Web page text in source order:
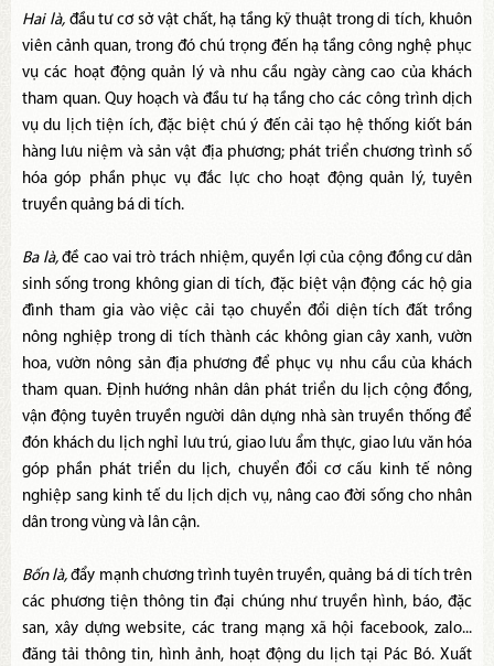
Hai là,đầu tư cơ sở vật chất, hạ tầng kỹ thuật trong di tích, khuôn
viên cảnh quan, trong đó chú trọng đến hạ tầng công nghệ phục
vụ các hoạt động quản lý và nhu cầu ngày càng cao của khách
tham quan. Quy hoạch và đầu tư hạ tầng cho các công trình dịch
vụ du lịch tiện ích, đặc biệt chú ý đến cải tạo hệ thống kiốt bán
hàng lưu niệm và sản vật địa phương; phát triển chương trình số
hóa góp phần phục vụ đắc lực cho hoạt động quản lý, tuyên
truyền quảng bá di tích.
Ba là,đề cao vai trò trách nhiệm, quyền lợi của cộng đồng cư dân
sinh sống trong không gian di tích, đặc biệt vận động các hộ gia
đình tham gia vào việc cải tạo chuyển đổi diện tích đất trồng
nông nghiệp trong di tích thành các không gian cây xanh, vườn
hoa, vườn nông sản địa phương để phục vụ nhu cầu của khách
tham quan. Định hướng nhân dân phát triển du lịch cộng đồng,
vận động tuyên truyền người dân dựng nhà sàn truyền thống để
đón khách du lịch nghỉ lưu trú, giao lưu ẩm thực, giao lưu văn hóa
góp phần phát triển du lịch, chuyển đổi cơ cấu kinh tế nông
nghiệp sang kinh tế du lịch dịch vụ, nâng cao đời sống cho nhân
dân trong vùng và lân cận.
Bốn là, đẩy mạnh chương trình tuyên truyền, quảng bá di tích trên
các phương tiện thông tin đại chúng như truyền hình, báo, đặc
san, xây dựng website, các trang mạng xã hội facebook, zalo...
đăng tải thông tin, hình ảnh, hoạt động du lịch tại Pác Bó. Xuất